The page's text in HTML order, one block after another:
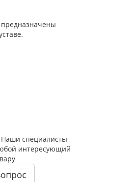
предназначены
Наши специалисты
интересующий